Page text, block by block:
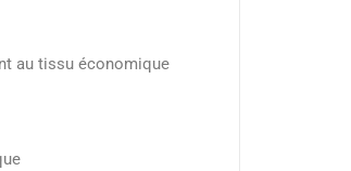
au tissu économique